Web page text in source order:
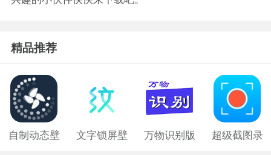
精品推荐
自制动态壁
文字锁屏壁
万物识别版
超级截图录